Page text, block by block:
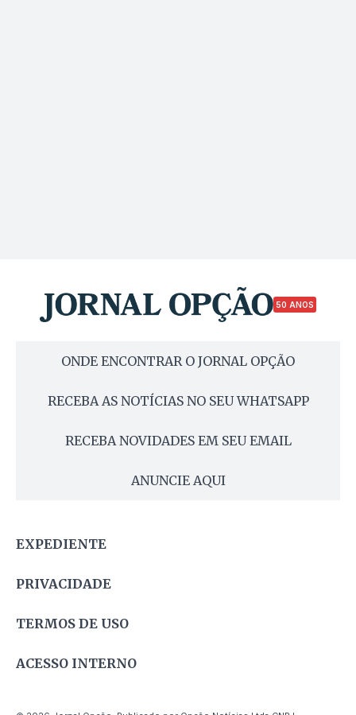
50 ANOS
ONDE ENCONTRAR O JORNAL OPÇÃO
RECEBA AS NOTÍCIAS NO SEU WHATSAPP
RECEBA NOVIDADES EM SEU EMAIL
ANUNCIE AQUI
EXPEDIENTE
PRIVACIDADE
TERMOS DE USO
ACESSO INTERNO